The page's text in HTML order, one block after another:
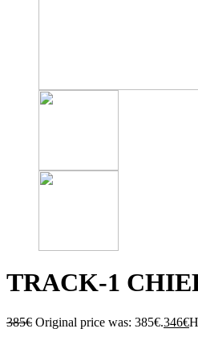
TRACK-1
385€ Original price was: 385€.346€Η